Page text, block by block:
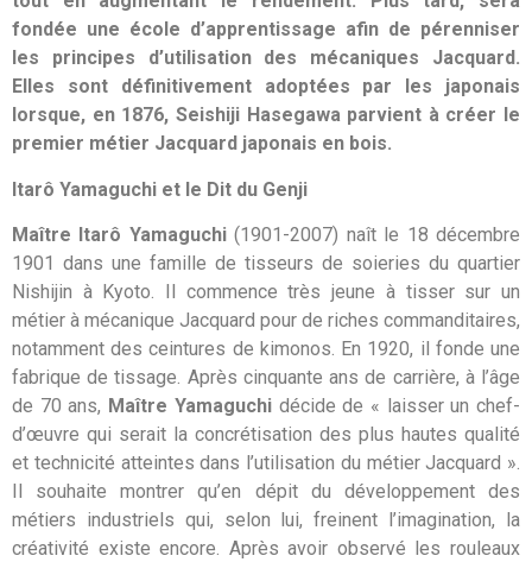
fondée une école d’apprentissage afin de pérenniser
les principes d’utilisation des mécaniques Jacquard.
Elles sont définitivement adoptées par les japonais
lorsque, en 1876, Seishiji Hasegawa parvient à créer le
premier métier Jacquard japonais en bois.
Itarô Yamaguchi et le Dit du Genji
Maître Itarô Yamaguchi(1901-2007) naît le 18 décembre
1901 dans une famille de tisseurs de soieries du quartier
Nishijin à Kyoto. Il commence très jeune à tisser sur un
métier à mécanique Jacquard pour de riches commanditaires,
notamment des ceintures de kimonos. En 1920, il fonde une
fabrique de tissage. Après cinquante ans de carrière, à l’âge
de 70 ans, Maître Yamaguchidécide de « laisser un chef-
d’œuvre qui serait la concrétisation des plus hautes qualité
et technicité atteintes dans l’utilisation du métier Jacquard ».
Il souhaite montrer qu’en dépit du développement des
métiers industriels qui, selon lui, freinent l’imagination, la
créativité existe encore. Après avoir observé les rouleaux